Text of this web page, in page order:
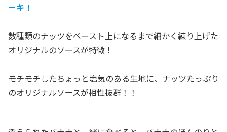
ーキ！
数種類のナッツをペースト上になるまで細かく練り上げた
オリジナルのソースが特徴！
モチモチしたちょっと塩気のある生地に、ナッツたっぷり
のオリジナルソースが相性抜群！！